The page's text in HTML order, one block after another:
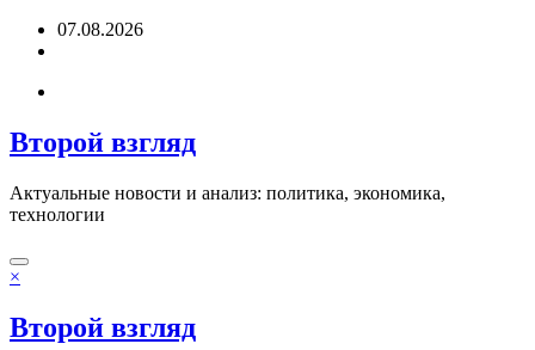
Перейти07.08.2026
Второй взгляд
Актуальные новости и анализ: политика, экономика,
технологии
×
Второй взгляд